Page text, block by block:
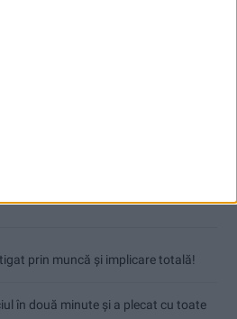
prin muncă și implicare totală!
în două minute și a plecat cu toate